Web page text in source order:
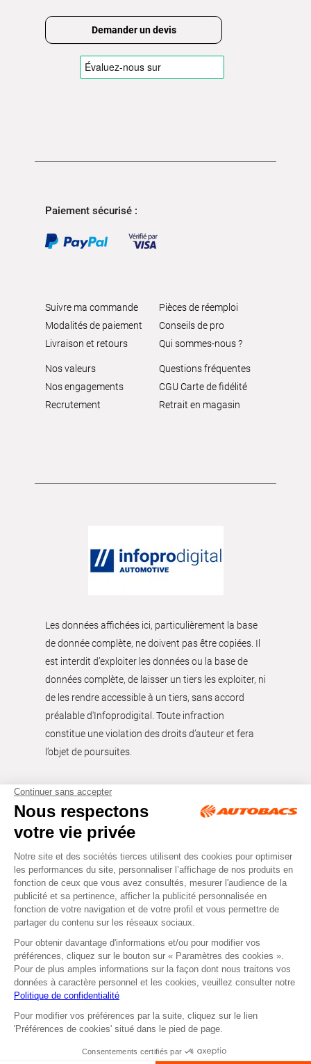
Retirer dans un Centre
Demander un devis
Paiement sécurisé :
Suivre ma commande
Modalités de paiement
Livraison et retours
Pièces de réemploi
Conseils de pro
Qui sommes-nous ?
Nos valeurs
Nos engagements
Recrutement
Questions fréquentes
CGU Carte de fidélité
Retrait en magasin
Les données affichées ici, particulièrement la base
de donnée complète, ne doivent pas être copiées. Il
est interdit d’exploiter les données ou la base de
données complète, de laisser un tiers les exploiter, ni
de les rendre accessible à un tiers, sans accord
préalable d'Infoprodigital. Toute infraction
constitue une violation des droits d’auteur et fera
l’objet de poursuites.
Tous droits réservés © Autobacs
Mentions légales RGPD
Cookies CGV
Facebook Instagram